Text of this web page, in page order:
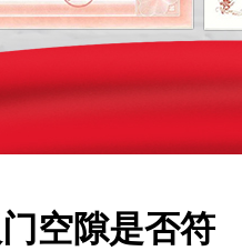
空隙是否符